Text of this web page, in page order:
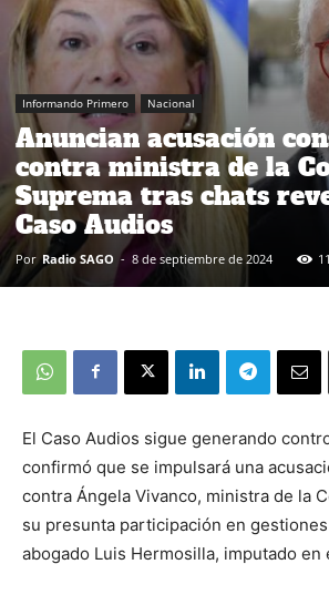
Informando Primero Nacional
Anuncian acusación
contra ministra de la
Suprema tras chats
Caso Audios
Por Radio SAGO - 8 de septiembre de 2024
El Caso Audios sigue generando
confirmó que se impulsará una
contra Ángela Vivanco, ministra de la
su presunta participación en
abogado Luis Hermosilla, imputado en